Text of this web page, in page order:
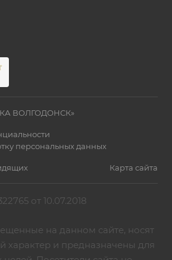
ВОЛГОДОНСК»
персональных данных
Карта сайта
от 10.07.2018
на данном сайте, носят
и предназначены для